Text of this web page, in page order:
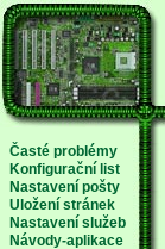
Časté problémy
Konfigurační list
Nastavení pošty
Uložení stránek
Nastavení služeb
Návody-aplikace